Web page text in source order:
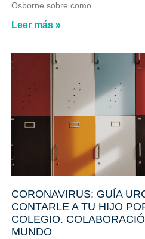
Osborne sobre como
Leer más »
CORONAVIRUS: GUÍA
CONTARLE A TU HIJO
COLEGIO.
MUNDO